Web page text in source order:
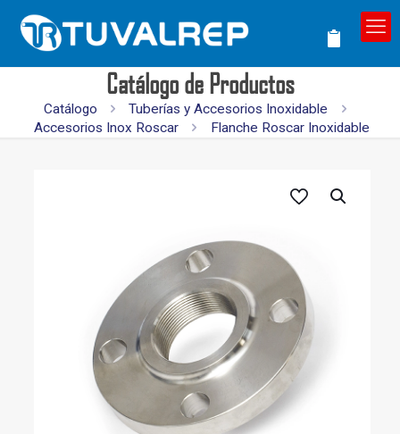
Catálogo de Productos
Catálogo
Tuberías y Accesorios Inoxidable
Accesorios Inox Roscar
Flanche Roscar Inoxidable